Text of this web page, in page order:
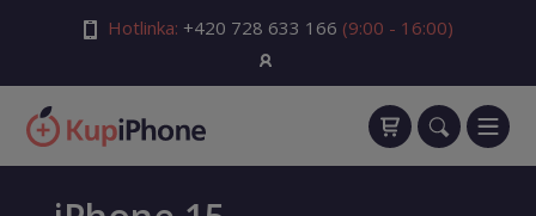
Hotlinka: +420 728 633 166 (9:00 - 16:00)